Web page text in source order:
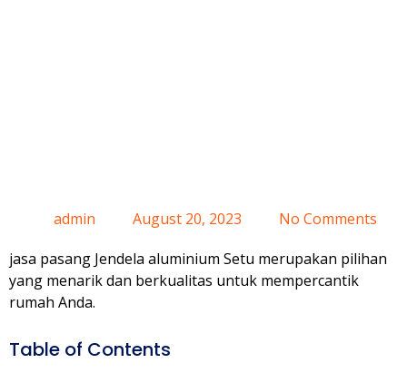
admin August 20, 2023
No Comments
jasa pasang Jendela aluminium Setu merupakan pilihan
yang menarik dan berkualitas untuk mempercantik
rumah Anda.
Table of Contents